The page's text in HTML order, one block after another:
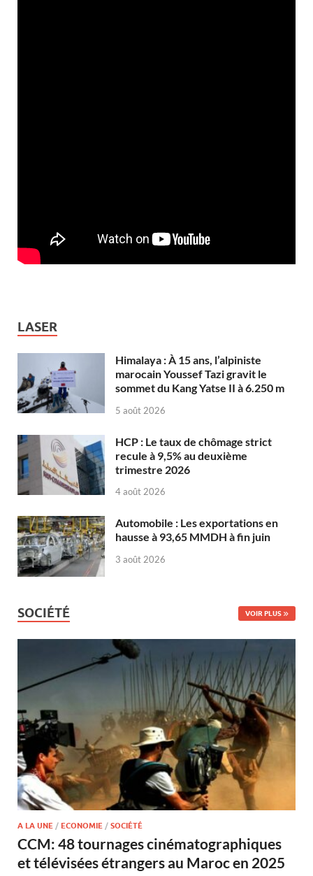
LASER
Himalaya : À 15 ans, l’alpiniste
marocain Youssef Tazi gravit le
sommet du Kang Yatse II à 6.250 m
5 août 2026
HCP : Le taux de chômage strict
recule à 9,5% au deuxième
trimestre 2026
4 août 2026
Automobile : Les exportations en
hausse à 93,65 MMDH à fin juin
3 août 2026
SOCIÉTÉ VOIR PLUS
A LA UNE / ECONOMIE / SOCIÉTÉ
CCM: 48 tournages cinématographiques
et télévisées étrangers au Maroc en 2025